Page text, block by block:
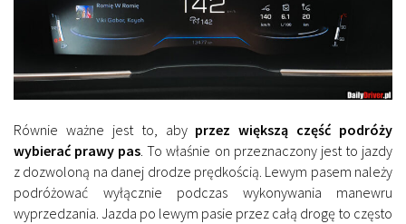
Równie ważne jest to, aby przez większą część podróży
wybierać prawy pas. To właśnie on przeznaczony jest to jazdy
z dozwoloną na danej drodze prędkością. Lewym pasem należy
podróżować wyłącznie podczas wykonywania manewru
wyprzedzania. Jazda po lewym pasie przez całą drogę to często